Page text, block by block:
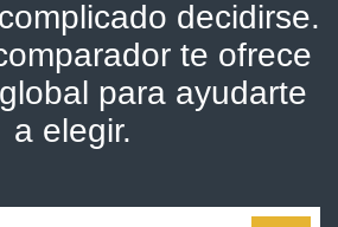
decidirse.
te ofrece
para ayudarte
a elegir.